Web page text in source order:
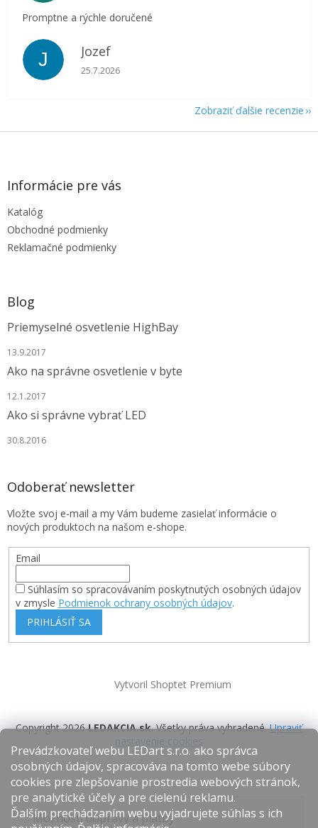
Prevádzkovateľ webu LEDart s.r.o. ako správca
osobných údajov, spracováva na tomto webe súbory
cookies pre zlepšovanie prostredia webových stránok,
pre analytické účely a pre cielenú reklamu.
Ďalším prechádzaním webu vyjadrujete súhlas s ich
Promptne a rýchle doručené
J Jozef
Hodnotenie obchodu je 5 z 5 hviezdičiek.
25.7.2026
Zobraziť ďalšie recenzie
Z
Informácie pre vás
Katalóg
Obchodné podmienky
Reklamačné podmienky
Blog
Priemyselné osvetlenie HighBay
13.9.2017
Ako na správne osvetlenie v byte
12.1.2017
Ako si správne vybrať LED
30.8.2016
Odoberať newsletter
Vložte svoj e-mail a my Vám budeme zasielať informácie o
nových produktoch na našom e-shope.
Email
Súhlasím so spracovávaním poskytnutých osobných údajov
v zmysle Podmienok ochrany osobných údajov.
PRIHLÁSIŤ SA
Vytvoril Shoptet Premium
Copyright 2026LEDAKCIA.sk. Všetky práva vyhradené.Upraviť
Možnosti dopravy a platby